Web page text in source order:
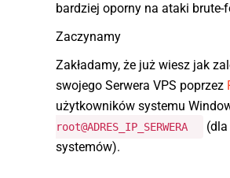
bardziej oporny na ataki brute-
Zaczynamy
Zakładamy, że już wiesz jak
swojego Serwera VPS poprzez
użytkowników systemu
root@ADRES_IP_SERWERA
systemów).